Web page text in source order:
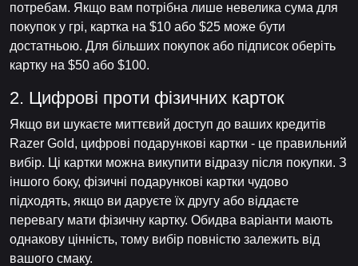
потребам. Якщо вам потрібна лише невелика сума для
покупок у грі, картка на $10 або $25 може бути
достатньою. Для більших покупок або підписок оберіть
картку на $50 або $100.
2. Цифрові проти фізичних карток
Якщо ви шукаєте миттєвий доступ до ваших кредитів
Razer Gold, цифрові подарункові картки - це правильний
вибір. Ці картки можна викупити відразу після покупки. З
іншого боку, фізичні подарункові картки чудово
підходять, якщо ви даруєте їх другу або віддаєте
перевагу мати фізичну картку. Обидва варіанти мають
однакову цінність, тому вибір повністю залежить від
вашого смаку.